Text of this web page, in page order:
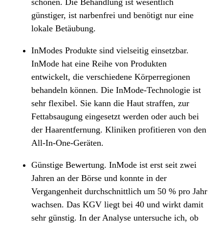
günstiger, ist narbenfrei und benötigt nur eine
lokale Betäubung.
InModes Produkte sind vielseitig einsetzbar.
InMode hat eine Reihe von Produkten
entwickelt, die verschiedene Körperregionen
behandeln können. Die InMode-Technologie ist
sehr flexibel. Sie kann die Haut straffen, zur
Fettabsaugung eingesetzt werden oder auch bei
der Haarentfernung. Kliniken profitieren von den
All-In-One-Geräten.
Günstige Bewertung. InMode ist erst seit zwei
Jahren an der Börse und konnte in der
Vergangenheit durchschnittlich um 50 % pro Jahr
wachsen. Das KGV liegt bei 40 und wirkt damit
sehr günstig. In der Analyse untersuche ich, ob